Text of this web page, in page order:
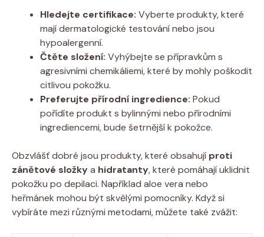
Hledejte certifikace: Vyberte produkty, které
mají dermatologické testování nebo jsou
hypoalergenní.
Čtěte složení: Vyhýbejte se přípravkům s
agresivními chemikáliemi, které by mohly poškodit
citlivou pokožku.
Preferujte přírodní ingredience: Pokud
pořídíte produkt s bylinnými nebo přírodními
ingrediencemi, bude šetrnější k pokožce.
Obzvlášť dobré jsou produkty, které obsahují proti
zánětové složkya hidratanty, které pomáhají uklidnit
pokožku po depilaci. Například aloe vera nebo
heřmánek mohou být skvělými pomocníky. Když si
vybíráte mezi různými metodami, můžete také zvážit: